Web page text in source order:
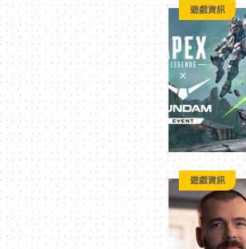
平
台
遊戲資訊
遊戲資訊